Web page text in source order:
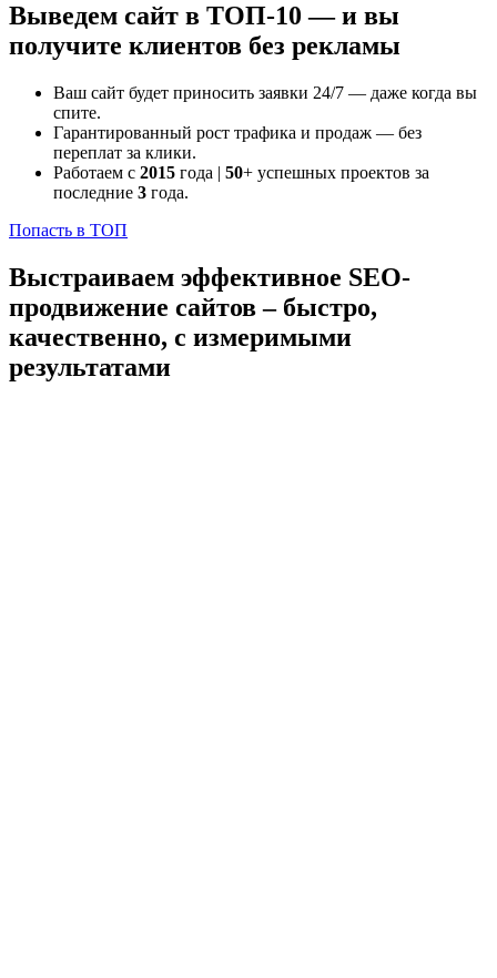
Выведем сайт в ТОП-10 — и вы
получите клиентов без рекламы
Ваш сайт будет приносить заявки 24/7 — даже когда вы
спите.
Гарантированный рост трафика и продаж — без
переплат за клики.
Работаем с 2015 года | 50+ успешных проектов за
последние 3 года.
Попасть в ТОП
Выстраиваем эффективное SEO-
продвижение сайтов – быстро,
качественно, с измеримыми
результатами